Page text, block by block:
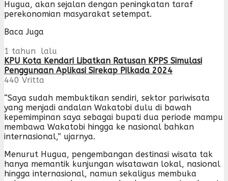
Hugua, akan sejalan dengan peningkatan taraf
perekonomian masyarakat setempat.
Baca Juga
1 tahun lalu
KPU Kota Kendari Libatkan Ratusan KPPS Simulasi
Penggunaan Aplikasi Sirekap Pilkada 2024
440 Vritta
“Saya sudah membuktikan sendiri, sektor pariwisata
yang menjadi andalan Wakatobi dulu di bawah
kepemimpinan saya sebagai bupati dua periode mampu
membawa Wakatobi hingga ke nasional bahkan
internasional,” ujarnya.
Menurut Hugua, pengembangan destinasi wisata tak
hanya memantik kunjungan wisatawan lokal, nasional
hingga internasional, namun sekaligus membuka